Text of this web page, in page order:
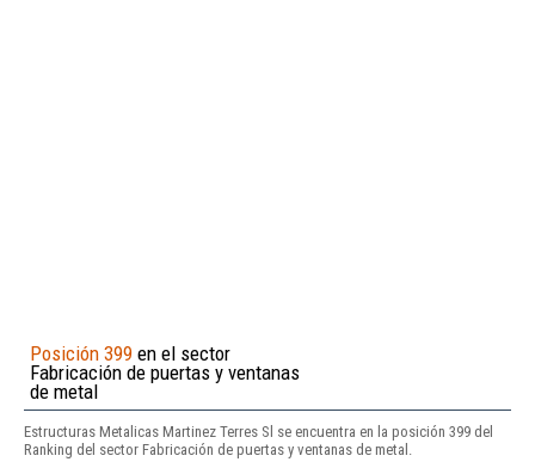
Posición 399 en el sector
Fabricación de puertas y ventanas
de metal
Estructuras Metalicas Martinez Terres Sl se encuentra en la posición 399 del
Ranking del sector Fabricación de puertas y ventanas de metal.